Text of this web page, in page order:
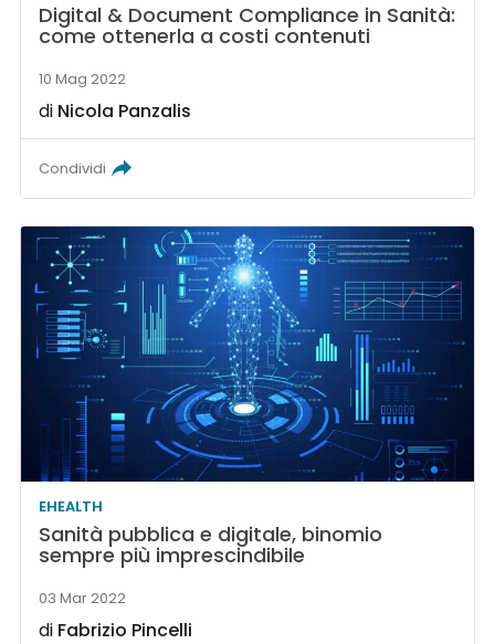
Digital & Document Compliance in Sanità:
come ottenerla a costi contenuti
10 Mag 2022
di Nicola Panzalis
Condividi
EHEALTH
Sanità pubblica e digitale, binomio
sempre più imprescindibile
03 Mar 2022
di Fabrizio Pincelli